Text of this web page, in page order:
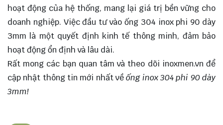
hoạt động của hệ thống, mang lại giá trị bền vững cho
doanh nghiệp. Việc đầu tư vào ống 304 inox phi 90 dày
3mm là một quyết định kinh tế thông minh, đảm bảo
hoạt động ổn định và lâu dài.
Rất mong các bạn quan tâm và theo dõi inoxmen.vn để
cập nhật thông tin mới nhất vềống inox 304 phi 90 dày
3mm!